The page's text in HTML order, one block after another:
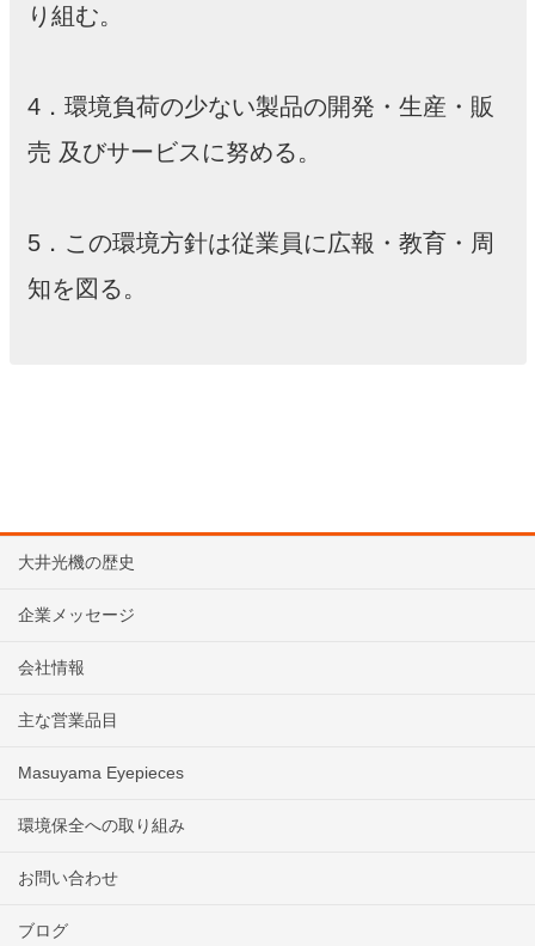
り組む。
4．環境負荷の少ない製品の開発・生産・販
売 及びサービスに努める。
5．この環境方針は従業員に広報・教育・周
知を図る。
大井光機の歴史
企業メッセージ
会社情報
主な営業品目
Masuyama Eyepieces
環境保全への取り組み
お問い合わせ
ブログ